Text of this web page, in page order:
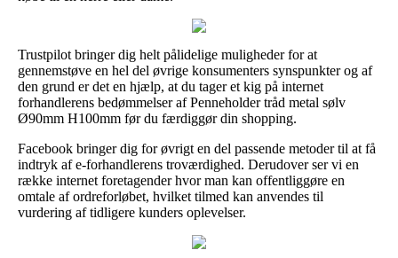
Trustpilot bringer dig helt pålidelige muligheder for at
gennemstøve en hel del øvrige konsumenters synspunkter og af
den grund er det en hjælp, at du tager et kig på internet
forhandlerens bedømmelser af Penneholder tråd metal sølv
Ø90mm H100mm før du færdiggør din shopping.
Facebook bringer dig for øvrigt en del passende metoder til at få
indtryk af e-forhandlerens troværdighed. Derudover ser vi en
række internet foretagender hvor man kan offentliggøre en
omtale af ordreforløbet, hvilket tilmed kan anvendes til
vurdering af tidligere kunders oplevelser.